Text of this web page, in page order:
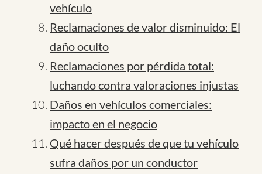
vehículo
Reclamaciones de valor disminuido: El
daño oculto
Reclamaciones por pérdida total:
luchando contra valoraciones injustas
Daños en vehículos comerciales:
impacto en el negocio
Qué hacer después de que tu vehículo
sufra daños por un conductor